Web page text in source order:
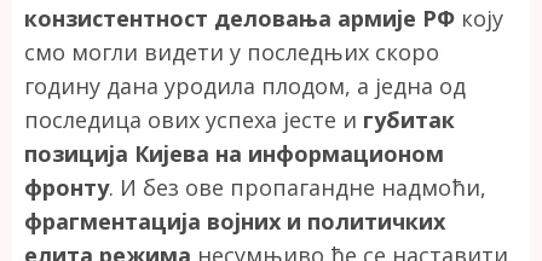
конзистентност деловања армије РФ коју
смо могли видети у последњих скоро
годину дана уродила плодом, а једна од
последица ових успеха јесте и губитак
позиција Кијева на информационом
фронту. И без ове пропагандне надмоћи,
фрагментација војних и политичких
елита режима несумњиво ће се наставити.